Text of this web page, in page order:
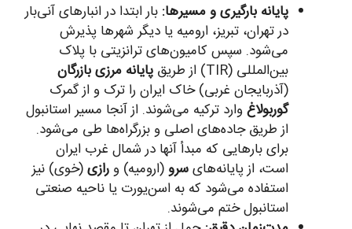
پایانه بارگیری و مسیرها: بار ابتدا در انبارهای آنی‌بار
در تهران، تبریز، ارومیه یا دیگر شهرها پذیرش
می‌شود. سپس کامیون‌های ترانزیتی با پلاک
بین‌المللی (TIR) از طریق
پایانه مرزی بازرگان
(آذربایجان غربی) خاک ایران را ترک و از گمرک
گوربولاغوارد ترکیه می‌شوند. از آنجا مسیر استانبول
از طریق جاده‌های اصلی و بزرگراه‌ها طی می‌شود.
برای بارهایی که مبدأ آنها در شمال غرب ایران
است، از پایانه‌هایسرو(ارومیه) ورازی(خوی) نیز
استفاده می‌شود که به اسن‌یورت یا ناحیه صنعتی
استانبول ختم می‌شوند.